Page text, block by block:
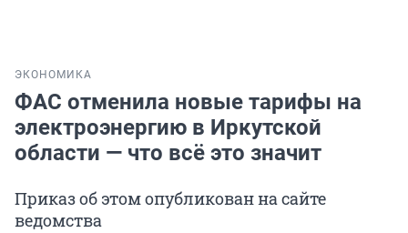
ЭКОНОМИКА
ФАС отменила новые тарифы на
электроэнергию в Иркутской
области — что всё это значит
Приказ об этом опубликован на сайте
ведомства